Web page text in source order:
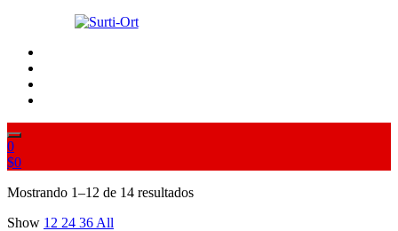
0
$0
Mostrando 1–12 de 14 resultadosOrdenado
Show 12 24 36 All